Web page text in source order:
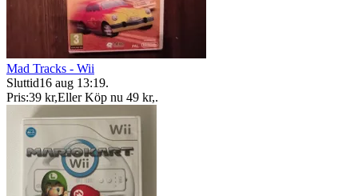
Mad Tracks - Wii
Sluttid16 aug 13:19.
Pris:39 kr,Eller Köp nu 49 kr,.